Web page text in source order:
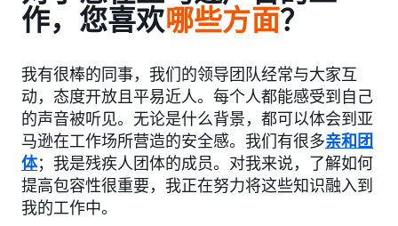
作，您喜欢哪些方面？
我有很棒的同事，我们的领导团队经常与大家互
动，态度开放且平易近人。每个人都能感受到自己
的声音被听见。无论是什么背景，都可以体会到亚
马逊在工作场所营造的安全感。我们有很多亲和团
体；我是残疾人团体的成员。对我来说，了解如何
提高包容性很重要，我正在努力将这些知识融入到
我的工作中。